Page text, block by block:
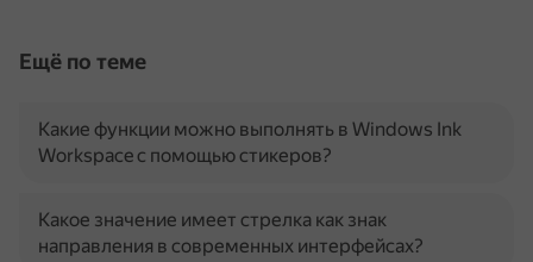
Ещё по теме
Какие функции можно выполнять в Windows Ink
Workspace с помощью стикеров?
Какое значение имеет стрелка как знак
направления в современных интерфейсах?